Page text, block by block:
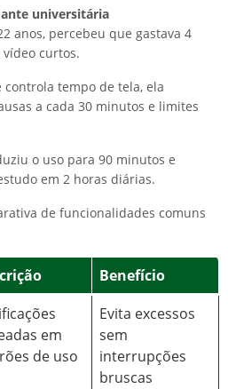
universitária
anos, percebeu que gastava 4
curtos.
tempo de tela, ela
a cada 30 minutos e limites
o uso para 90 minutos e
em 2 horas diárias.
de funcionalidades comuns
Benefício
em
de uso
Evita excessos
sem
interrupções
bruscas